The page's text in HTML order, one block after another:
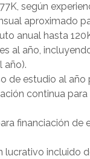
según
aproximado
anual hasta
al año,
año).
de estudio al año
continua
financiación de
lucrativo incluido